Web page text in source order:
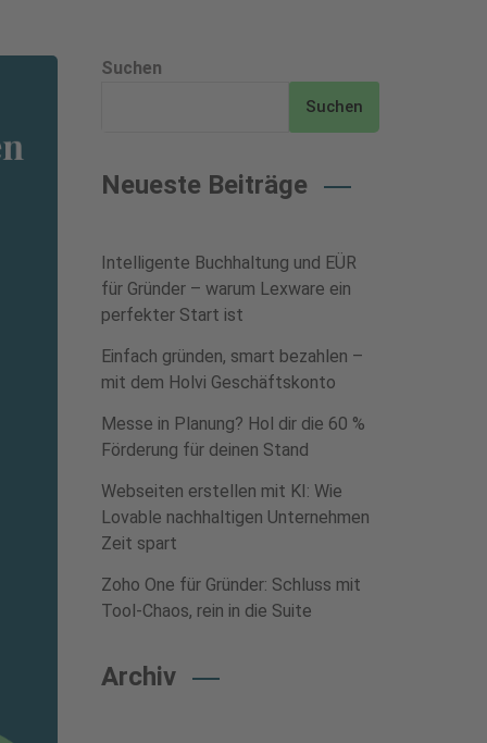
Suchen
Suchen
Neueste Beiträge
Intelligente Buchhaltung und EÜR
für Gründer – warum Lexware ein
perfekter Start ist
Einfach gründen, smart bezahlen –
mit dem Holvi Geschäftskonto
Messe in Planung? Hol dir die 60 %
Förderung für deinen Stand
Webseiten erstellen mit KI: Wie
Lovable nachhaltigen Unternehmen
Zeit spart
Zoho One für Gründer: Schluss mit
Tool-Chaos, rein in die Suite
Archiv